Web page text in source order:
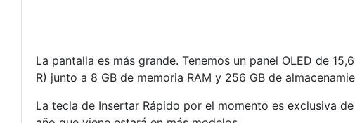
La pantalla es más grande. Tenemos un panel OLED de
R) junto a 8 GB de memoria RAM y 256 GB de
La tecla de Insertar Rápido por el momento es exclusiva